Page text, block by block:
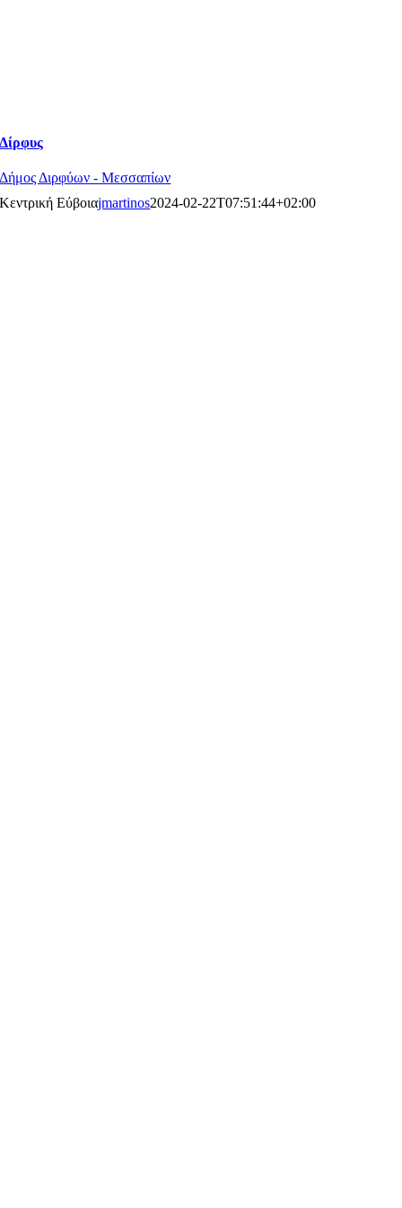
Δίρφυς
Δήμος Διρφύων - Μεσσαπίων
Κεντρική Εύβοιαjmartinos2024-02-22T07:51:44+02:00